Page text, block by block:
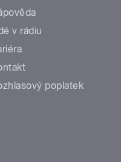
v rádiu
poplatek